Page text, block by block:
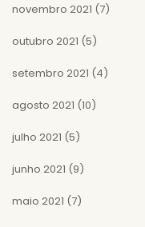
novembro 2021 (7)
outubro 2021 (5)
setembro 2021 (4)
agosto 2021 (10)
julho 2021 (5)
junho 2021 (9)
maio 2021 (7)